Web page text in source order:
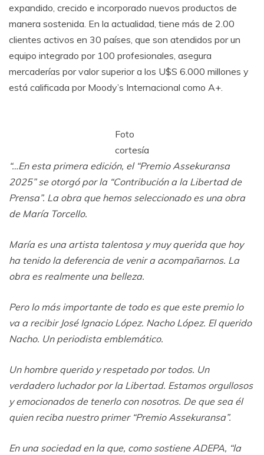
expandido, crecido e incorporado nuevos productos de
manera sostenida. En la actualidad, tiene más de 2.00
clientes activos en 30 países, que son atendidos por un
equipo integrado por 100 profesionales, asegura
mercaderías por valor superior a los U$S 6.000 millones y
está calificada por Moody’s Internacional como A+.
Foto
cortesía
“…En esta primera edición, el “Premio Assekuransa
2025” se otorgó por la “Contribución a la Libertad de
Prensa”. La obra que hemos seleccionado es una obra
de María Torcello.
María es una artista talentosa y muy querida que hoy
ha tenido la deferencia de venir a acompañarnos. La
obra es realmente una belleza.
Pero lo más importante de todo es que este premio lo
va a recibir José Ignacio López. Nacho López. El querido
Nacho. Un periodista emblemático.
Un hombre querido y respetado por todos. Un
verdadero luchador por la Libertad. Estamos orgullosos
y emocionados de tenerlo con nosotros. De que sea él
quien reciba nuestro primer “Premio Assekuransa”.
En una sociedad en la que, como sostiene ADEPA, “la